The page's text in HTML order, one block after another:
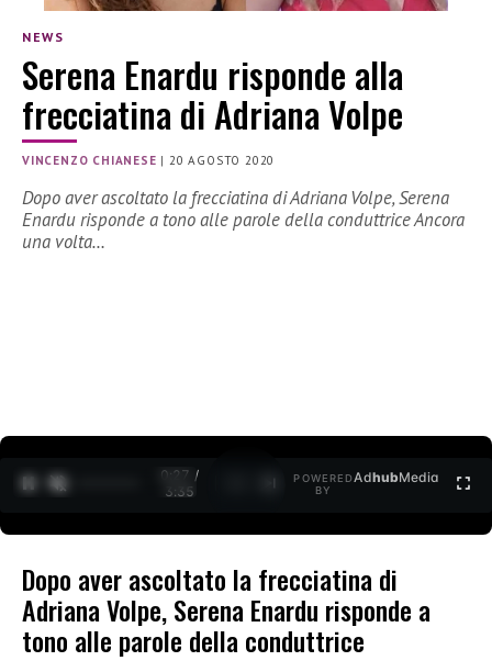
NEWS
Serena Enardu risponde alla
frecciatina di Adriana Volpe
VINCENZO CHIANESE |20 AGOSTO 2020
Dopo aver ascoltato la frecciatina di Adriana Volpe, Serena
Enardu risponde a tono alle parole della conduttrice Ancora
una volta…
0:27 /
3:35
POWERED
BY
AdhubMedia
Dopo aver ascoltato la frecciatina di
Adriana Volpe, Serena Enardu risponde a
tono alle parole della conduttrice